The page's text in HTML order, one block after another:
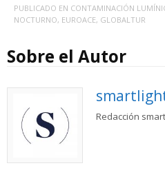
PUBLICADO EN CONTAMINACIÓN
NOCTURNO, EUROACE, GLOBALTUR
Sobre el Autor
Redacción